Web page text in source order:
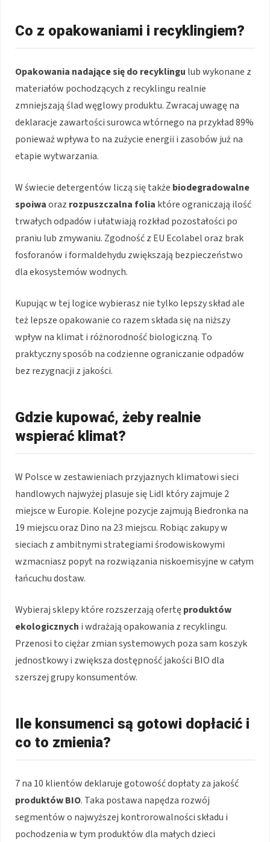
Co z opakowaniami i recyklingiem?
Opakowania nadające się do recyklingu lub wykonane z
materiałów pochodzących z recyklingu realnie
zmniejszają ślad węglowy produktu. Zwracaj uwagę na
deklaracje zawartości surowca wtórnego na przykład 89%
ponieważ wpływa to na zużycie energii i zasobów już na
etapie wytwarzania.
W świecie detergentów liczą się także biodegradowalne
spoiwaoraz rozpuszczalna folia które ograniczają ilość
trwałych odpadów i ułatwiają rozkład pozostałości po
praniu lub zmywaniu. Zgodność z EU Ecolabel oraz brak
fosforanów i formaldehydu zwiększają bezpieczeństwo
dla ekosystemów wodnych.
Kupując w tej logice wybierasz nie tylko lepszy skład ale
też lepsze opakowanie co razem składa się na niższy
wpływ na klimat i różnorodność biologiczną. To
praktyczny sposób na codzienne ograniczanie odpadów
bez rezygnacji z jakości.
Gdzie kupować, żeby realnie
wspierać klimat?
W Polsce w zestawieniach przyjaznych klimatowi sieci
handlowych najwyżej plasuje się Lidl który zajmuje 2
miejsce w Europie. Kolejne pozycje zajmują Biedronka na
19 miejscu oraz Dino na 23 miejscu. Robiąc zakupy w
sieciach z ambitnymi strategiami środowiskowymi
wzmacniasz popyt na rozwiązania niskoemisyjne w całym
łańcuchu dostaw.
Wybieraj sklepy które rozszerzają ofertęproduktów
ekologicznych i wdrażają opakowania z recyklingu.
Przenosi to ciężar zmian systemowych poza sam koszyk
jednostkowy i zwiększa dostępność jakości BIO dla
szerszej grupy konsumentów.
Ile konsumenci są gotowi dopłacić i
co to zmienia?
7 na 10 klientów deklaruje gotowość dopłaty za jakość
produktów BIO. Taka postawa napędza rozwój
segmentów o najwyższej kontrorowalności składu i
pochodzenia w tym produktów dla małych dzieci